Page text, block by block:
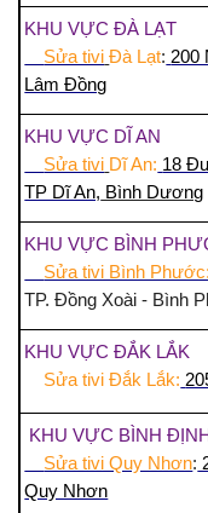
KHU VỰC ĐÀ LẠT
Sửa tivi Đà Lạt: 200
Lâm Đồng
KHU VỰC DĨ AN
Sửa tivi Dĩ An: 18
TP Dĩ An, Bình Dương
KHU VỰC BÌNH
Sửa tivi Bình Phước:
TP. Đồng Xoài - Bình
KHU VỰC ĐẮK LẮK
Sửa tivi Đắk Lắk:
KHU VỰC BÌNH ĐỊNH
Sửa tivi Quy Nhơn:
Quy Nhơn